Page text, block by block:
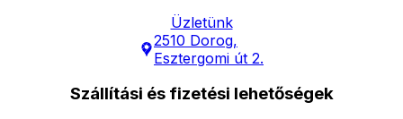
Üzletünk
2510 Dorog,
Esztergomi út 2.
Szállítási és fizetési lehetőségek